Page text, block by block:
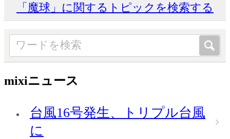
「魔球」に関するトピックを検索する
mixiニュース
台風16号発生、トリプル台風
に